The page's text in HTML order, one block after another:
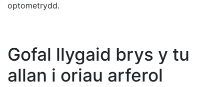
optometrydd.
Gofal llygaid brys y tu
allan i oriau arferol